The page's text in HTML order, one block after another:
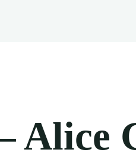
Alice